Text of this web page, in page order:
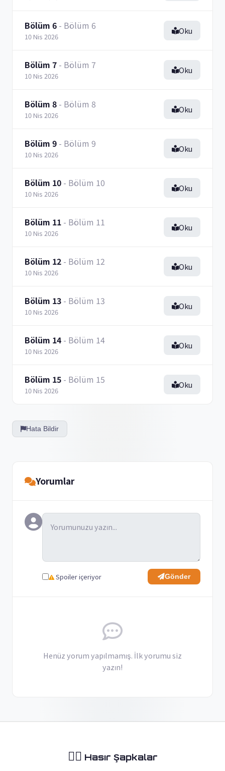
Bölüm 6 - Bölüm 6
10 Nis 2026
Oku
Bölüm 7 - Bölüm 7
10 Nis 2026
Oku
Bölüm 8 - Bölüm 8
10 Nis 2026
Oku
Bölüm 9 - Bölüm 9
10 Nis 2026
Oku
Bölüm 10 - Bölüm 10
10 Nis 2026
Oku
Bölüm 11 - Bölüm 11
10 Nis 2026
Oku
Bölüm 12 - Bölüm 12
10 Nis 2026
Oku
Bölüm 13 - Bölüm 13
10 Nis 2026
Oku
Bölüm 14 - Bölüm 14
10 Nis 2026
Oku
Bölüm 15 - Bölüm 15
10 Nis 2026
Oku
Hata Bildir
Yorumlar
Spoiler içeriyor Gönder
Henüz yorum yapılmamış. İlk yorumu siz
yazın!
🏴‍☠️ Hasır Şapkalar